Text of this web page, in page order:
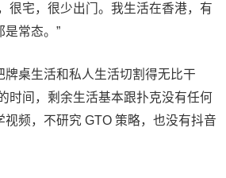
很宅，很少出门。我生活在香港，有
是常态。”
牌桌生活和私人生活切割得无比干
时间，剩余生活基本跟扑克没有任何
视频，不研究 GTO 策略，也没有抖音